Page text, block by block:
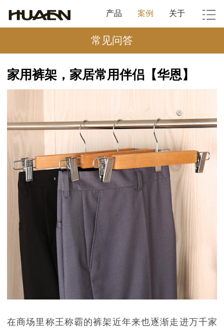
产品 案例 关于
常见问答
家用裤架，家居常用伴侣【华恩】
在商场里称王称霸的裤架近年来也逐渐走进万千家